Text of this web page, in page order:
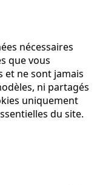
nécessaires
que vous
et ne sont jamais
ni partagés
uniquement
du site.